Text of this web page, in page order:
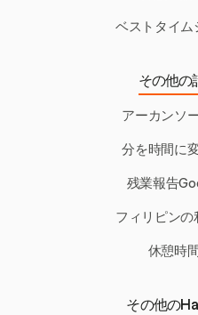
ベストタイム
その他の
アーカンソ
分を時間に
残業報告
フィリピン
休憩時
その他の